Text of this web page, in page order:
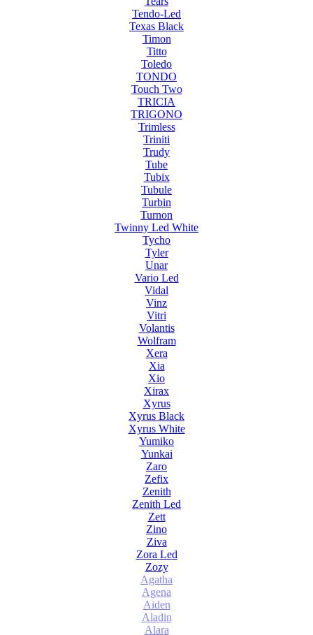
Tendo-Led
Texas Black
Timon
Titto
Toledo
TONDO
Touch Two
TRICIA
TRIGONO
Trimless
Triniti
Trudy
Tube
Tubix
Tubule
Turbin
Turnon
Twinny Led White
Tycho
Tyler
Unar
Vario Led
Vidal
Vinz
Vitri
Volantis
Wolfram
Xera
Xia
Xio
Xirax
Xyrus
Xyrus Black
Xyrus White
Yumiko
Yunkai
Zaro
Zefix
Zenith
Zenith Led
Zett
Zino
Ziva
Zora Led
Zozy
Agatha
Agena
Aiden
Aladin
Alara